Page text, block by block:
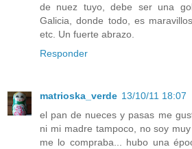
de nuez tuyo, debe ser una
Galicia, donde todo, es
etc. Un fuerte abrazo.
Responder
matrioska_verde 13/10/11 18:07
el pan de nueces y pasas me
ni mi madre tampoco, no soy
me lo compraba... hubo una